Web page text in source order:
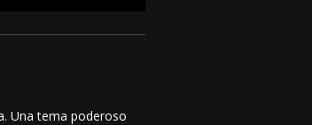
Una tema poderoso